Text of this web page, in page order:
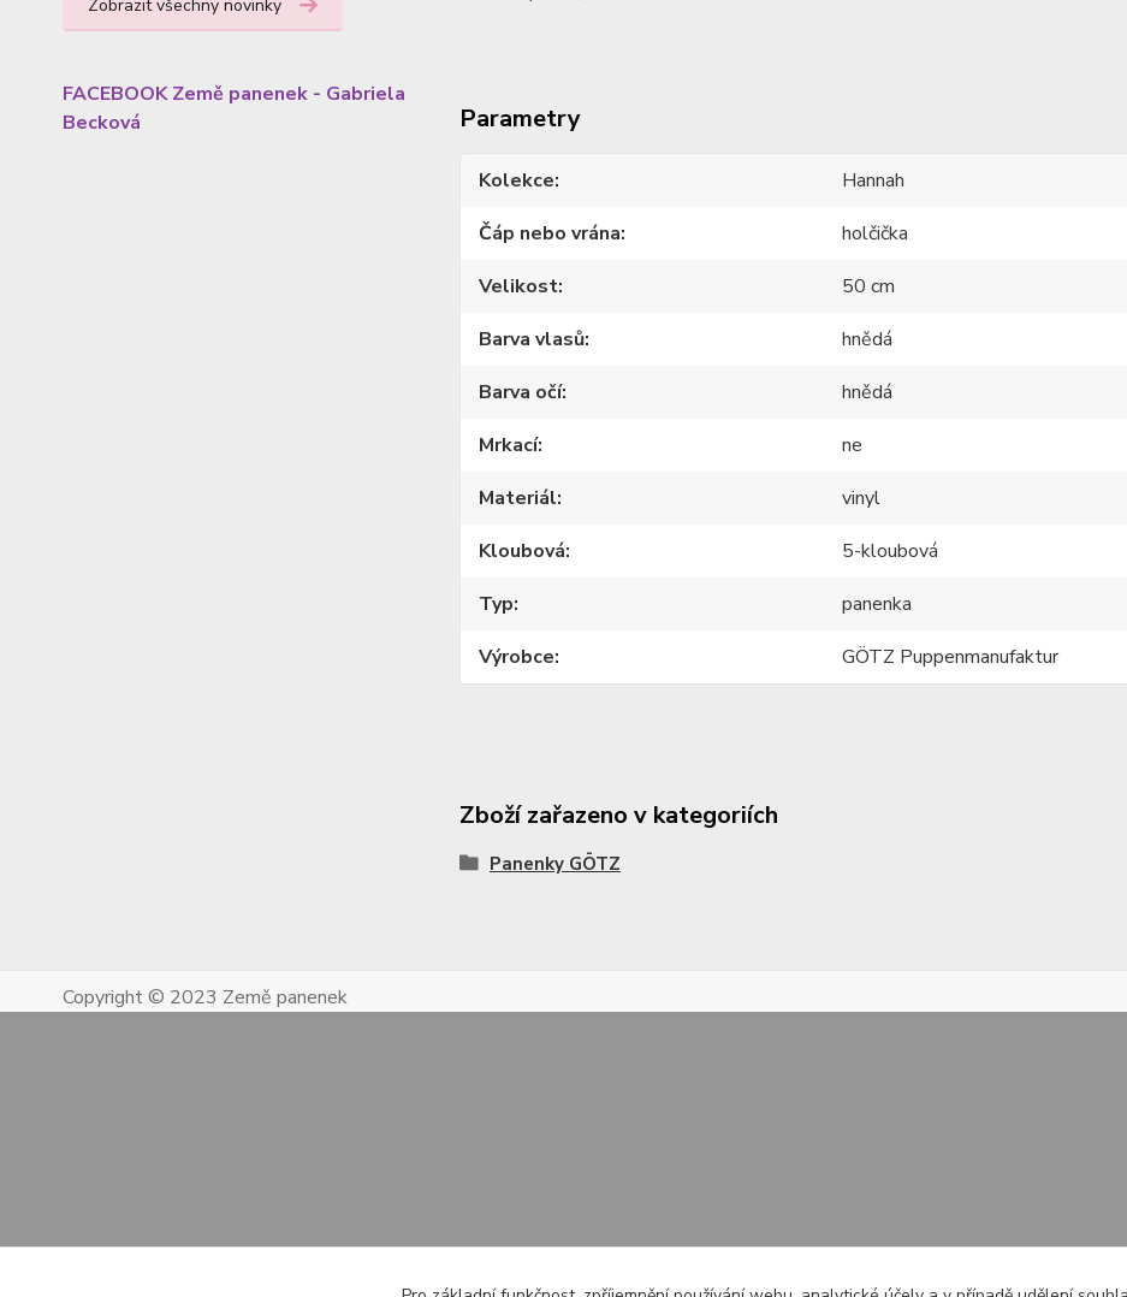
Zobrazit všechny novinky
FACEBOOK Země panenek - Gabriela
Becková
Parametry
Kolekce
Hannah
Čáp nebo vrána
holčička
Velikost
50 cm
Barva vlasů
hnědá
Barva očí
hnědá
Mrkací
ne
Materiál
vinyl
Kloubová
5-kloubová
Typ
panenka
Výrobce
GÖTZ Puppenmanufaktur
Zboží zařazeno v kategoriích
Panenky GÖTZ
Copyright © 2023 Země panenek